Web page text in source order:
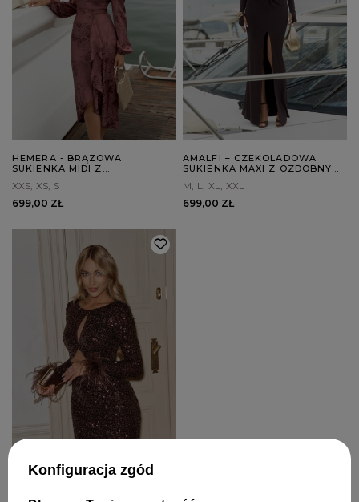
HEMERA - BRĄZOWA
SUKIENKA MIDI Z
XXS XS S
699,00 ZŁ
AMALFI – CZEKOLADOWA
SUKIENKA MAXI Z OZDOBNYM
M L XL XXL
699,00 ZŁ
Konfiguracja zgód